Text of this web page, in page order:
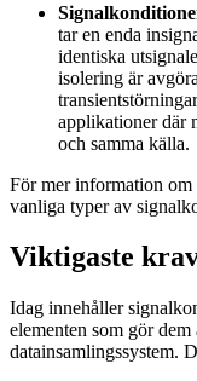
tar en enda
identiska
isolering är
applikationer där
och samma källa.
För mer information om
vanliga typer av
Viktigaste
Idag innehåller
elementen som gör
datainsamlingssystem.